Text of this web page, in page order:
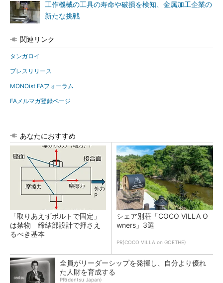
工作機械の工具の寿命や破損を検知、金属加工企業の
新たな挑戦
関連リンク
タンガロイ
プレスリリース
MONOist FAフォーラム
FAメルマガ登録ページ
あなたにおすすめ
「取りあえずボルトで固定」
は禁物 締結部設計で押さえ
るべき基本
シェア別荘「COCO VILLA O
wners」3選
PR(COCO VILLA on GOETHE)
全員がリーダーシップを発揮し、自分より優れ
た人財を育成する
PR(dentsu Japan)